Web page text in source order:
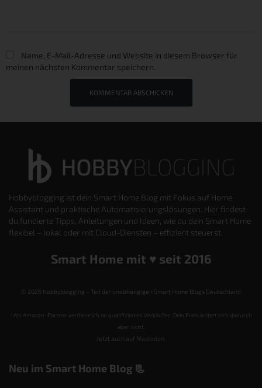
Name, E-Mail-Adresse und Website in diesem Browser für
meinen nächsten Kommentar speichern.
Hobbyblogging ist dein Smart Home Blog mit Fokus auf Home
Assistant und praktische Automatisierungslösungen. Hier findest
du fundierte Tipps, Anleitungen und Ideen, wie du dein Smart Home
flexibel – lokal oder mit Cloud-Diensten – effizient steuerst.
Smart Home mit ♥️ seit 2016
© 2026 Hobbyblogging – Teil der unabhängigen Smart Home Blogs Deutschland
* Als Amazon-Partner verdiene ich an qualifizierten Verkäufen. Dein Preis ändert sich dadurch
aber nicht.
Jetzt auch auf Mastodon
Neu im Smart Home Blog 📃